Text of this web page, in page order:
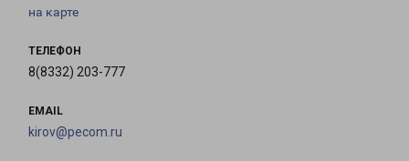
на карте
ТЕЛЕФОН
8(8332) 203-777
EMAIL
kirov@pecom.ru